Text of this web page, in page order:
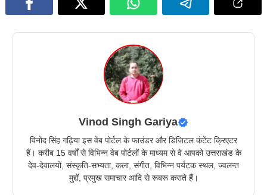
Vinod Singh Gariya
विनोद सिंह गढ़िया इस वेब पोर्टल के फाउंडर और डिजिटल कंटेंट क्रिएटर
हैं। करीब 15 वर्षों से विभिन्न वेब पोर्टलों के माध्यम से वे आपको उत्तराखंड के
देव-देवालयों, संस्कृति-सभ्यता, कला, संगीत, विभिन्न पर्यटक स्थल, ज्वलन्त
मुद्दों, प्रमुख समाचार आदि से रूबरू कराते हैं।